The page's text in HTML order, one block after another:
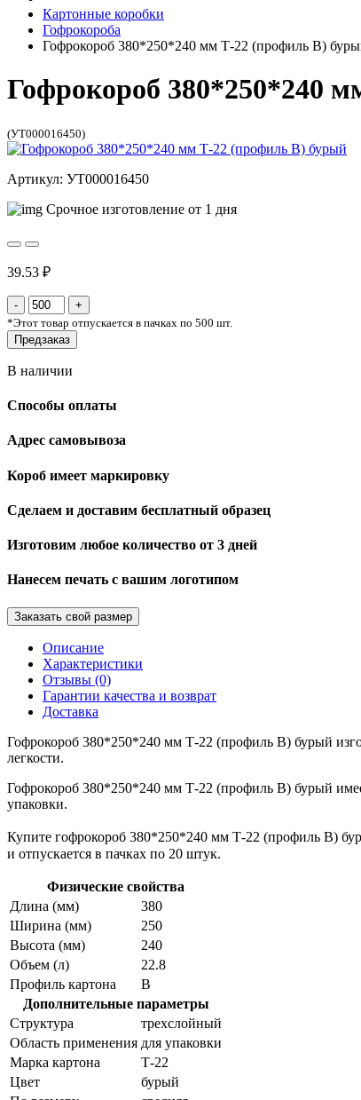
Картонные коробки
Гофрокороба
Гофрокороб 380*250*240 мм Т-22 (профиль B)
Гофрокороб 380*250*240
(УТ000016450)
Артикул: УТ000016450
Срочное изготовление от 1 дня
39.53 ₽
*Этот товар отпускается в пачках по 500 шт.
Предзаказ
В наличии
Способы оплаты
Адрес самовывоза
Короб имеет маркировку
Сделаем и доставим бесплатный образец
Изготовим любое количество от 3 дней
Нанесем печать с вашим логотипом
Заказать свой размер
Описание
Характеристики
Отзывы (0)
Гарантии качества и возврат
Доставка
Гофрокороб 380*250*240 мм Т-22 (профиль B) бурый
легкости.
Гофрокороб 380*250*240 мм Т-22 (профиль B) бурый
упаковки.
Купите гофрокороб 380*250*240 мм Т-22 (профиль B)
и отпускается в пачках по 20 штук.
Физические свойства
Длина (мм)
380
Ширина (мм)
250
Высота (мм)
240
Объем (л)
22.8
Профиль картона
В
Дополнительные параметры
Структура
трехслойный
Область применения для упаковки
Марка картона
Т-22
Цвет
бурый